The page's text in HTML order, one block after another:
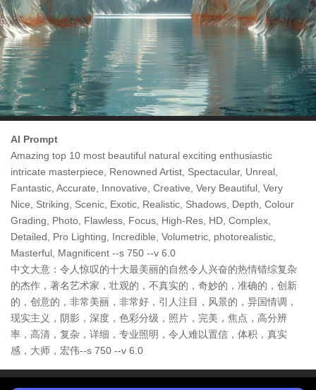
AI Prompt
Amazing top 10 most beautiful natural exciting enthusiastic
intricate masterpiece, Renowned Artist, Spectacular, Unreal,
Fantastic, Accurate, Innovative, Creative, Very Beautiful, Very
Nice, Striking, Scenic, Exotic, Realistic, Shadows, Depth, Colour
Grading, Photo, Flawless, Focus, High-Res, HD, Complex,
Detailed, Pro Lighting, Incredible, Volumetric, photorealistic,
Masterful, Magnificent --s 750 --v 6.0
中文大意：令人惊叹的十大最美丽的自然令人兴奋的热情错综复杂
的杰作，著名艺术家，壮观的，不真实的，奇妙的，准确的，创新
的，创意的，非常美丽，非常好，引人注目，风景的，异国情调，
现实主义，阴影，深度，色彩分级，照片，完美，焦点，高分辨
率，高清，复杂，详细，专业照明，令人难以置信，体积，真实
感，大师，宏伟--s 750 --v 6.0